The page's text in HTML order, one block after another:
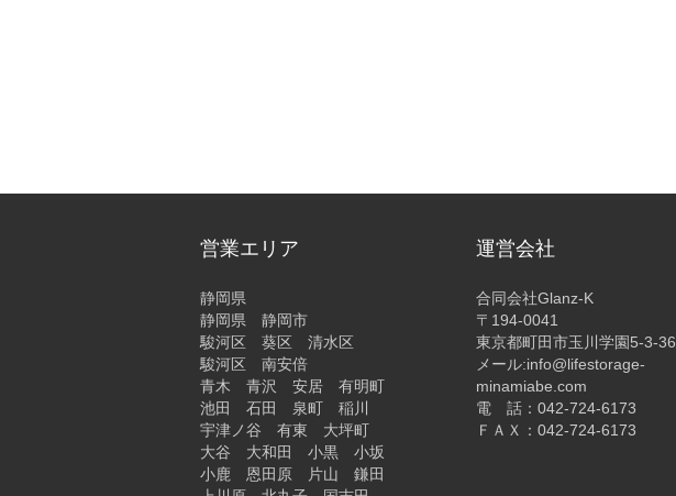
営業エリア
静岡県
静岡県 静岡市
‎駿河区‎ 葵区 清水区
駿河区‎ 南安倍
青木 青沢 安居 有明町
池田 石田 泉町 稲川
宇津ノ谷 有東 大坪町
大谷 大和田 小黒 小坂
小鹿 恩田原 片山 鎌田
運営会社
合同会社Glanz-K
〒194-0041
東京都町田市玉川学園5-3-36
メール:info@lifestorage-
minamiabe.com
電 話：042-724-6173
ＦＡＸ：042-724-6173